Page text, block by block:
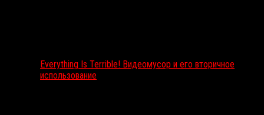
Everything Is Terrible! Видеомусор и его вторичное
использование